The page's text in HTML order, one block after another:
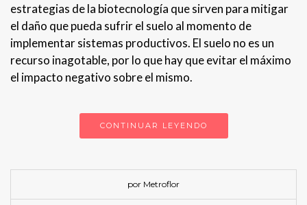
estrategias de la biotecnología que sirven para mitigar
el daño que pueda sufrir el suelo al momento de
implementar sistemas productivos. El suelo no es un
recurso inagotable, por lo que hay que evitar el máximo
el impacto negativo sobre el mismo.
CONTINUAR LEYENDO
por Metroflor